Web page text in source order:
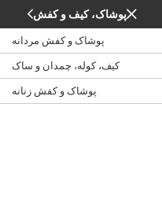
پوشاک، کیف و کفش
پوشاک و کفش مردانه
کیف، کوله، چمدان و ساک
پوشاک و کفش زنانه
خانه / لوازم خانگی / آشپزخانه